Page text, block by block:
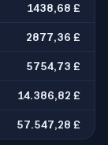
1438,68 £
2877,36 £
5754,73 £
14.386,82 £
57.547,28 £